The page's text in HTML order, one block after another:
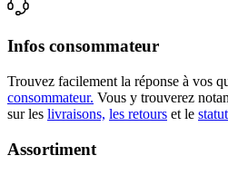
Infos consommateur
Trouvez facilement la réponse à vos
consommateur. Vous y trouverez
sur les livraisons, les retours et le
Assortiment